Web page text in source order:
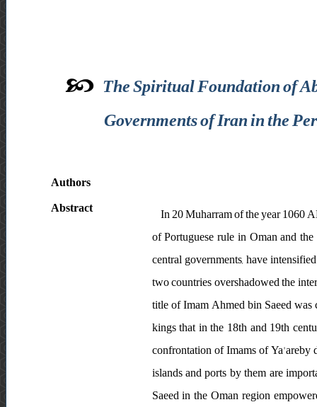
The Spiritual Foundation of
Governments of Iran in the
Authors
Abstract
In 20 Muharram of the year 1060
of Portuguese rule in Oman and
central governments, have
two countries overshadowed the
title of Imam Ahmed bin Saeed
kings that in the 18th and 19th
confrontation of Imams of Ya'areby
islands and ports by them are
Saeed in the Oman region